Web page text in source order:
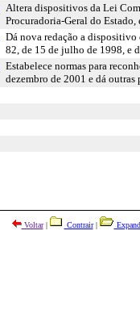
Altera dispositivos da Lei
Procuradoria-Geral do
Dá nova redação a
82, de 15 de julho de 1998, e
Estabelece normas para
dezembro de 2001 e dá outras
Voltar| Contrair|